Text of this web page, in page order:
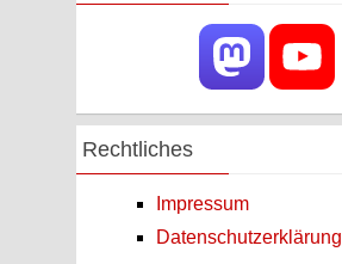
Rechtliches
Impressum
Datenschutzerklärung